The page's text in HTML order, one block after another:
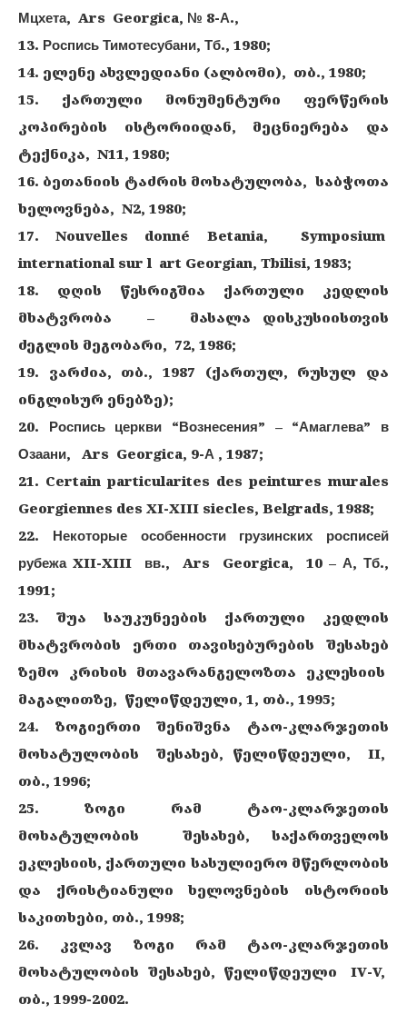
Мцхета, Ars Georgica, № 8-А.,
13. Роспись Тимотесубани, Тб., 1980;
14. ელენე ახვლედიანი (ალბომი), თბ., 1980;
15. ქართული მონუმენტური ფერწერის
კოპირების ისტორიიდან, მეცნიერება და
ტექნიკა, N11, 1980;
16. ბეთანიის ტაძრის მოხატულობა, საბჭოთა
ხელოვნება, N2, 1980;
17. Nouvelles donné Betania, Symposium
international sur l art Georgian, Tbilisi, 1983;
18. დღის წესრიგშია ქართული კედლის
მხატვრობა – მასალა დისკუსიისთვის
ძეგლის მეგობარი, 72, 1986;
19. ვარძია, თბ., 1987 (ქართულ, რუსულ და
ინგლისურ ენებზე);
20. Роспись церкви “Вознесения” – “Амаглева” в
Озаани, Ars Georgica, 9-А , 1987;
21. Certain particularites des peintures murales
Georgiennes des XI-XIII siecles, Belgrads, 1988;
22. Некоторые особенности грузинских росписей
рубежа XII-XIII вв., Ars Georgica, 10 – А, Тб.,
1991;
23. შუა საუკუნეების ქართული კედლის
მხატვრობის ერთი თავისებურების შესახებ
ზემო კრიხის მთავარანგელოზთა ეკლესიის
მაგალითზე, წელიწდეული, 1, თბ., 1995;
24. ზოგიერთი შენიშვნა ტაო-კლარჯეთის
მოხატულობის შესახებ, წელიწდეული, II,
თბ., 1996;
25. ზოგი რამ ტაო-კლარჯეთის
მოხატულობის შესახებ, საქართველოს
ეკლესიის, ქართული სასულიერო მწერლობის
და ქრისტიანული ხელოვნების ისტორიის
საკითხები, თბ., 1998;
26. კვლავ ზოგი რამ ტაო-კლარჯეთის
მოხატულობის შესახებ, წელიწდეული IV-V,
თბ., 1999-2002.